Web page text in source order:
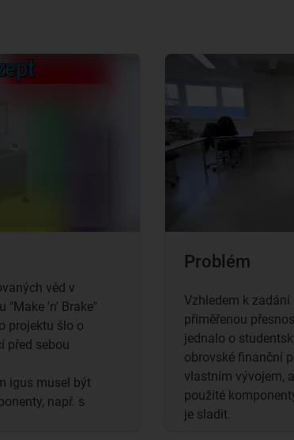
věd v
"Make 'n' Brake"
projektu šlo o
před sebou
igus musel být
např. s
Problém
Vzhledem k
přiměřenou
jednalo o
obrovské finanční
vlastním vývojem,
použité
je sladit.